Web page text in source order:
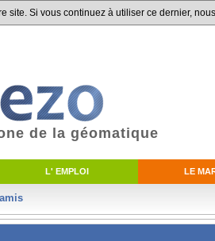
Si vous continuez à utiliser ce dernier,
L' EMPLOI LE
de la géomatique